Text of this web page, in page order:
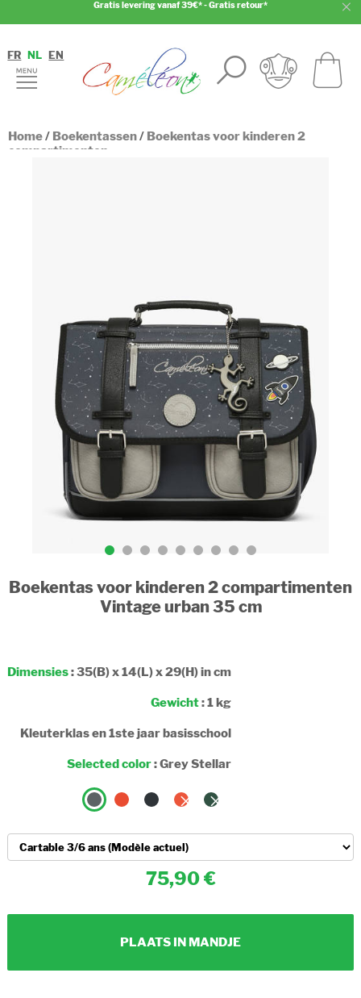
Gratis levering vanaf 39€* - Gratis retour*
FR NL EN
Home/ Boekentassen/ Boekentas voor kinderen 2
compartimenten
Boekentas voor kinderen 2 compartimenten
Vintage urban 35 cm
Dimensies: 35(B) x 14(L) x 29(H) in cm
Gewicht: 1 kg
Kleuterklas en 1ste jaar basisschool
Selected color:Grey Stellar
75,90
PLAATS IN MANDJE